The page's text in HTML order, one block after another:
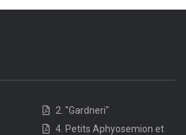
2. "Gardneri"
4. Petits Aphyosemion et